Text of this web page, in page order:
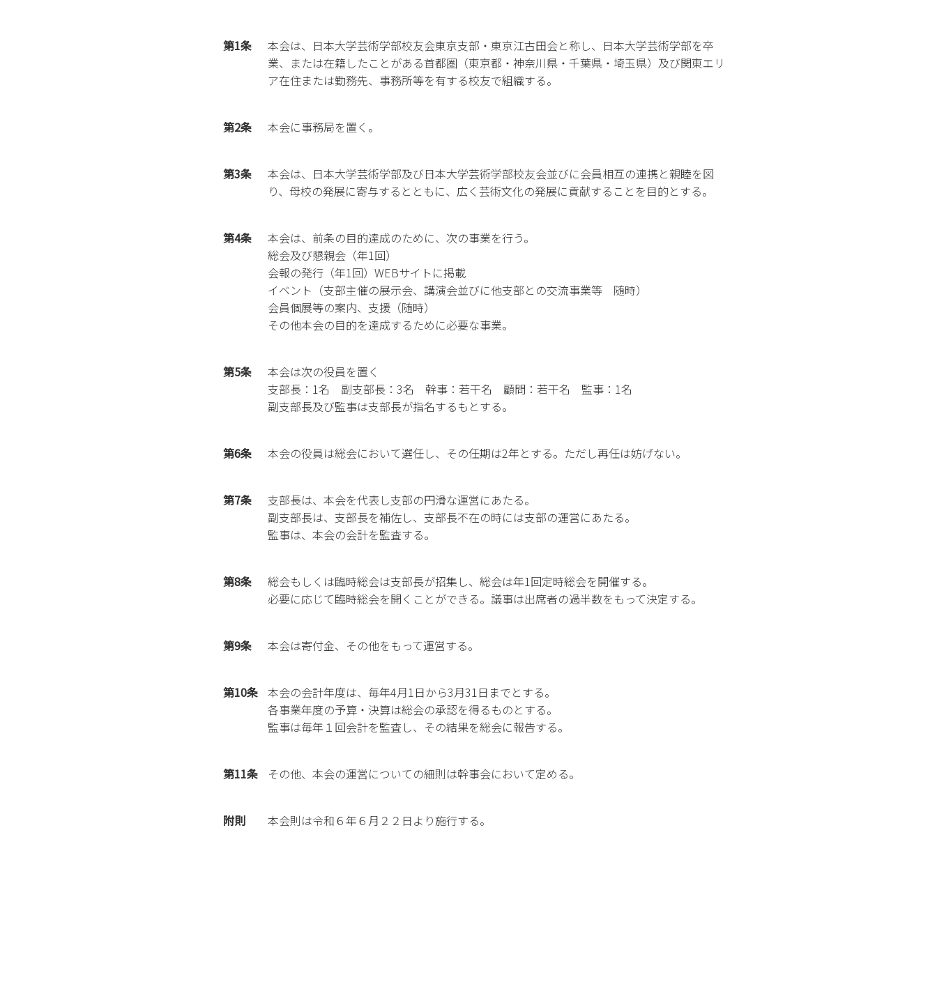
第1条
本会は、日本大学芸術学部校友会東京支部・東京江古田会と称し、日本大学芸術学部を卒
業、または在籍したことがある首都圏（東京都・神奈川県・千葉県・埼玉県）及び関東エリ
ア在住または勤務先、事務所等を有する校友で組織する。
第2条 本会に事務局を置く。
第3条
本会は、日本大学芸術学部及び日本大学芸術学部校友会並びに会員相互の連携と親睦を図
り、母校の発展に寄与するとともに、広く芸術文化の発展に貢献することを目的とする。
第4条
本会は、前条の目的達成のために、次の事業を行う。
総会及び懇親会（年1回）
会報の発行（年1回）WEBサイトに掲載
イベント（支部主催の展示会、講演会並びに他支部との交流事業等 随時）
会員個展等の案内、支援（随時）
その他本会の目的を達成するために必要な事業。
第5条
本会は次の役員を置く
支部長：1名 副支部長：3名 幹事：若干名 顧問：若干名 監事：1名
副支部長及び監事は支部長が指名するもとする。
第6条 本会の役員は総会において選任し、その任期は2年とする。ただし再任は妨げない。
第7条
支部長は、本会を代表し支部の円滑な運営にあたる。
副支部長は、支部長を補佐し、支部長不在の時には支部の運営にあたる。
監事は、本会の会計を監査する。
第8条
総会もしくは臨時総会は支部長が招集し、総会は年1回定時総会を開催する。
必要に応じて臨時総会を開くことができる。議事は出席者の過半数をもって決定する。
第9条 本会は寄付金、その他をもって運営する。
第10条 本会の会計年度は、毎年4月1日から3月31日までとする。
各事業年度の予算・決算は総会の承認を得るものとする。
監事は毎年１回会計を監査し、その結果を総会に報告する。
第11条 その他、本会の運営についての細則は幹事会において定める。
附則 本会則は令和６年６月２２日より施行する。